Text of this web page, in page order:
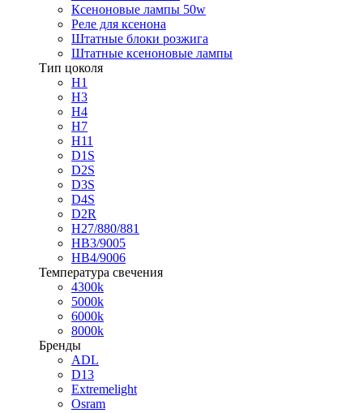
Ксеноновые лампы 50w
Реле для ксенона
Штатные блоки розжига
Штатные ксеноновые лампы
Тип цоколя
H1
H3
H4
H7
H11
D1S
D2S
D3S
D4S
D2R
H27/880/881
HB3/9005
HB4/9006
Температура свечения
4300k
5000k
6000k
8000k
Бренды
ADL
D13
Extremelight
Osram